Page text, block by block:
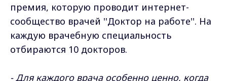
премия, которую проводит интернет-
сообщество врачей ''Доктор на работе''. На
каждую врачебную специальность
отбираются 10 докторов.
- Для каждого врача особенно ценно, когда